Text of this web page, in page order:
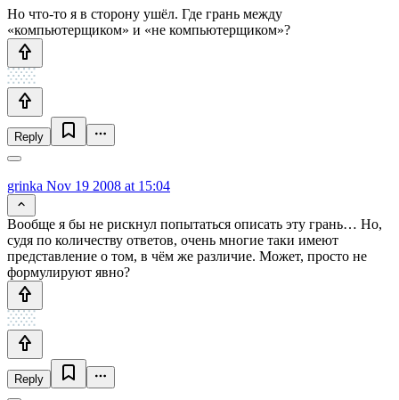
Но что-то я в сторону ушёл. Где грань между
«компьютерщиком» и «не компьютерщиком»?
Reply
grinka Nov 19 2008 at 15:04
Вообще я бы не рискнул попытаться описать эту грань… Но,
судя по количеству ответов, очень многие таки имеют
представление о том, в чём же различие. Может, просто не
формулируют явно?
Reply